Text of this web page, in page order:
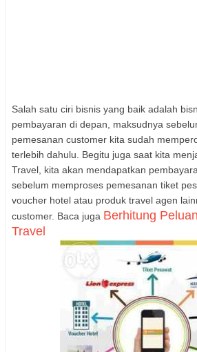
Salah satu ciri bisnis yang baik adalah
pembayaran di depan, maksudnya
pemesanan customer kita sudah
terlebih dahulu. Begitu juga saat kita
Travel, kita akan mendapatkan
sebelum memproses pemesanan tiket
voucher hotel atau produk travel agen
customer. Baca juga Berhitung
Travel